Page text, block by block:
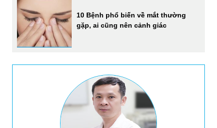
10 Bệnh phổ biến về mắt thường
gặp, ai cũng nên cảnh giác